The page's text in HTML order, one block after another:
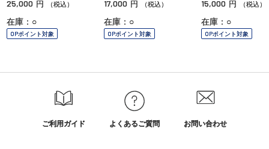
25,000 円 （税込）
在庫：○
OPポイント対象
17,000 円 （税込）
在庫：○
OPポイント対象
15,000 円 （税込）
在庫：○
OPポイント対象
ご利用ガイド よくあるご質問 お問い合わせ